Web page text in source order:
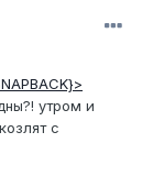
утром и
с